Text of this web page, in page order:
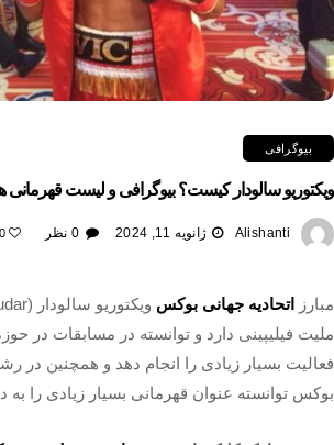
بیوگرافی
ویکتوریو سالودار کیست؟ بیوگرافی و لیست قهرمانی
Alishanti ژانویه 11, 2024 0 نظر 0
مبارز اتحادیه جهانی بوکس
ملیت فیلیپینی دارد و توانسته در مسابقات در
فعالیت بسیار زیادی را انجام دهد و همچنین در
بوکس توانسته عنوان قهرمانی بسیار زیادی را